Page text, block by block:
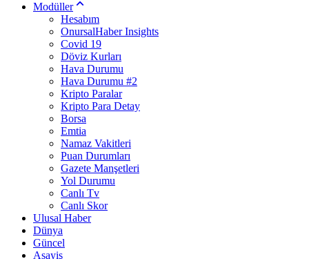
Modüller
Hesabım
OnursalHaber Insights
Covid 19
Döviz Kurları
Hava Durumu
Hava Durumu #2
Kripto Paralar
Kripto Para Detay
Borsa
Emtia
Namaz Vakitleri
Puan Durumları
Gazete Manşetleri
Yol Durumu
Canlı Tv
Canlı Skor
Ulusal Haber
Dünya
Güncel
Asayiş